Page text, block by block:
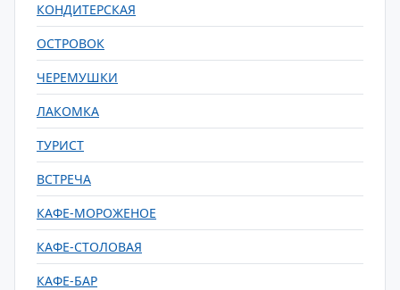
КОНДИТЕРСКАЯ
ОСТРОВОК
ЧЕРЕМУШКИ
ЛАКОМКА
ТУРИСТ
ВСТРЕЧА
КАФЕ-МОРОЖЕНОЕ
КАФЕ-СТОЛОВАЯ
КАФЕ-БАР